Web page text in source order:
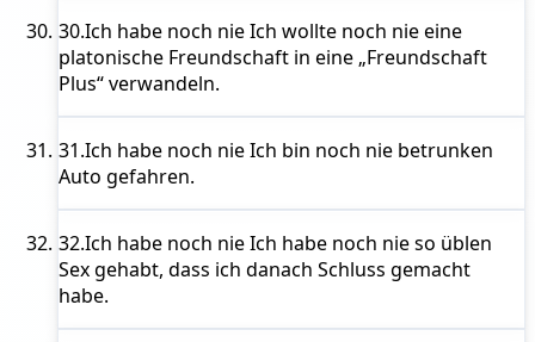
30.Ich habe noch nieIch wollte noch nie eine
platonische Freundschaft in eine „Freundschaft
Plus“ verwandeln.
31.Ich habe noch nieIch bin noch nie betrunken
Auto gefahren.
32.Ich habe noch nieIch habe noch nie so üblen
Sex gehabt, dass ich danach Schluss gemacht
habe.